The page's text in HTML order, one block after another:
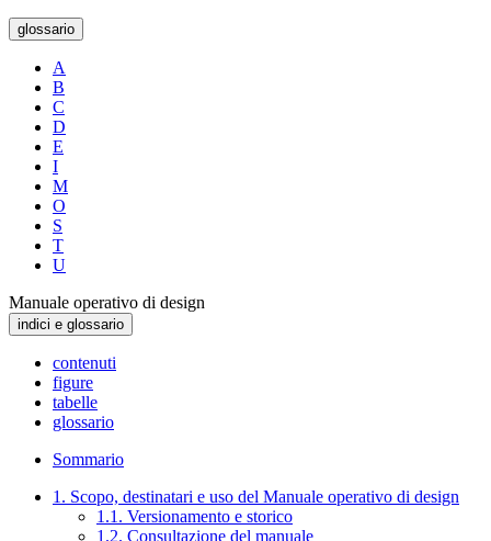
glossario
A
B
C
D
E
I
M
O
S
T
U
Manuale operativo di design
indici e glossario
contenuti
figure
tabelle
glossario
Sommario
1. Scopo, destinatari e uso del Manuale operativo di design
1.1. Versionamento e storico
1.2. Consultazione del manuale